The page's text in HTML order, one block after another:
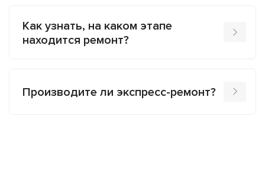
Как узнать, на каком этапе
находится ремонт?
Производите ли экспресс-ремонт?